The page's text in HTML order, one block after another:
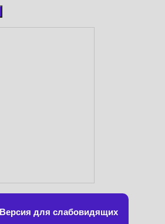
Версия для слабовидящих